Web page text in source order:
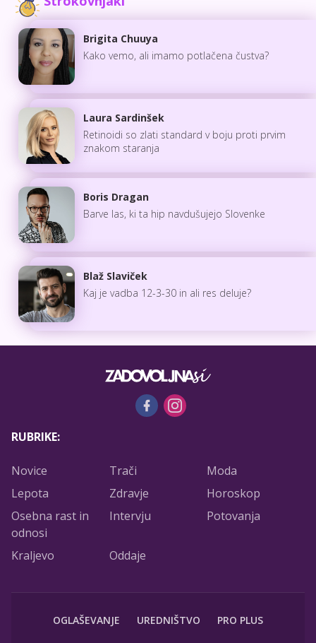
Brigita Chuuya
Kako vemo, ali imamo potlačena čustva?
Laura Sardinšek
Retinoidi so zlati standard v boju proti prvim
znakom staranja
Boris Dragan
Barve las, ki ta hip navdušujejo Slovenke
Blaž Slaviček
Kaj je vadba 12-3-30 in ali res deluje?
RUBRIKE:
Novice Trači
Moda
Lepota
Zdravje
Horoskop
Osebna rast in
odnosi
Intervju Potovanja
Kraljevo Oddaje
OGLAŠEVANJE UREDNIŠTVO PRO PLUS